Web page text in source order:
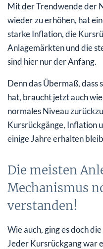
Mit der Trendwende der
wieder zu erhöhen, hat
starke Inflation, die
Anlagemärkten und die
sind hier nur der Anfang.
Denn das Übermaß, dass
hat, braucht jetzt auch
normales Niveau
Kursrückgänge, Inflation
einige Jahre erhalten
Die meisten
Mechanismus
verstanden!
Wie auch, ging es doch
Jeder Kursrückgang war